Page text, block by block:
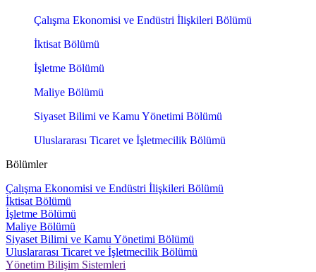
Çalışma Ekonomisi ve Endüstri İlişkileri Bölümü
İktisat Bölümü
İşletme Bölümü
Maliye Bölümü
Siyaset Bilimi ve Kamu Yönetimi Bölümü
Uluslararası Ticaret ve İşletmecilik Bölümü
Bölümler
Çalışma Ekonomisi ve Endüstri İlişkileri Bölümü
İktisat Bölümü
İşletme Bölümü
Maliye Bölümü
Siyaset Bilimi ve Kamu Yönetimi Bölümü
Uluslararası Ticaret ve İşletmecilik Bölümü
Yönetim Bilişim Sistemleri